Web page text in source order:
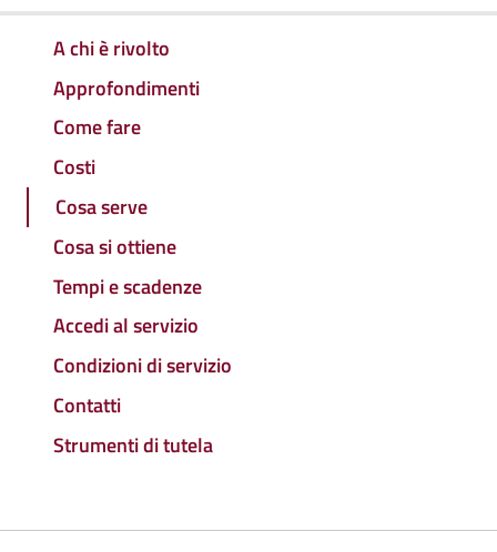
A chi è rivolto
Approfondimenti
Come fare
Costi
Cosa serve
Cosa si ottiene
Tempi e scadenze
Accedi al servizio
Condizioni di servizio
Contatti
Strumenti di tutela